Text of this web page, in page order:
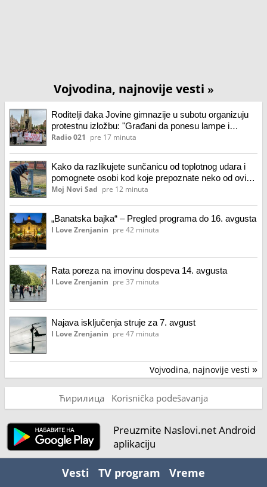
Vojvodina, najnovije vesti »
Roditelji đaka Jovine gimnazije u subotu organizuju
protestnu izložbu: "Građani da ponesu lampe i
telefone"
Radio 021 pre 17 minuta
Kako da razlikujete sunčanicu od toplotnog udara i
pomognete osobi kod koje prepoznate neko od ovih
stanja
Moj Novi Sad pre 12 minuta
„Banatska bajka“ – Pregled programa do 16. avgusta
I Love Zrenjanin pre 42 minuta
Rata poreza na imovinu dospeva 14. avgusta
I Love Zrenjanin pre 37 minuta
Najava isključenja struje za 7. avgust
I Love Zrenjanin pre 47 minuta
Vojvodina, najnovije vesti »
Ћирилица Korisnička podešavanja
Preuzmite Naslovi.net Android
aplikaciju
Vesti TV program Vreme